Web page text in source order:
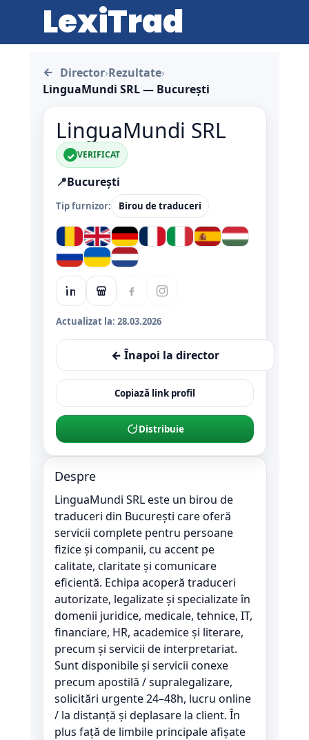
LexiTrad
← Director›Rezultate›
LinguaMundi SRL — București
LinguaMundi SRL
✓ VERIFICAT
📍București
Tip furnizor: Birou de traduceri
Actualizat la: 28.03.2026
← Înapoi la director
Copiază link profil
Distribuie
Despre
LinguaMundi SRL este un birou de
traduceri din București care oferă
servicii complete pentru persoane
fizice și companii, cu accent pe
calitate, claritate și comunicare
eficientă. Echipa acoperă traduceri
autorizate, legalizate și specializate în
domenii juridice, medicale, tehnice, IT,
financiare, HR, academice și literare,
precum și servicii de interpretariat.
Sunt disponibile și servicii conexe
precum apostilă / supralegalizare,
solicitări urgente 24–48h, lucru online
/ la distanță și deplasare la client. În
plus față de limbile principale afișate